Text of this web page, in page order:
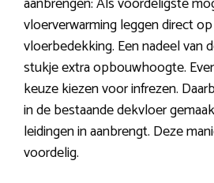
vloerverwarming leggen direct
vloerbedekking. Een nadeel van
stukje extra opbouwhoogte.
keuze kiezen voor infrezen.
in de bestaande dekvloer
leidingen in aanbrengt. Deze
voordelig.